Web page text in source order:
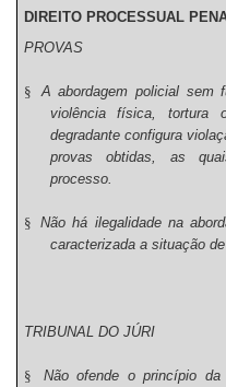
DIREITO PROCESSUAL
PROVAS
§
A abordagem policial sem
violência física, tortura
degradante configura
provas obtidas, as
processo.
§
Não há ilegalidade na
caracterizada a situação
TRIBUNAL DO JÚRI
§
Não ofende o princípio